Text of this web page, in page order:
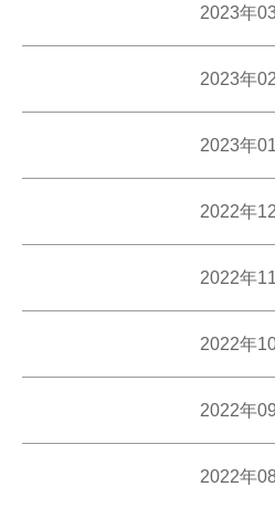
2023年
2023年
2023年
2022年
2022年
2022年
2022年
2022年